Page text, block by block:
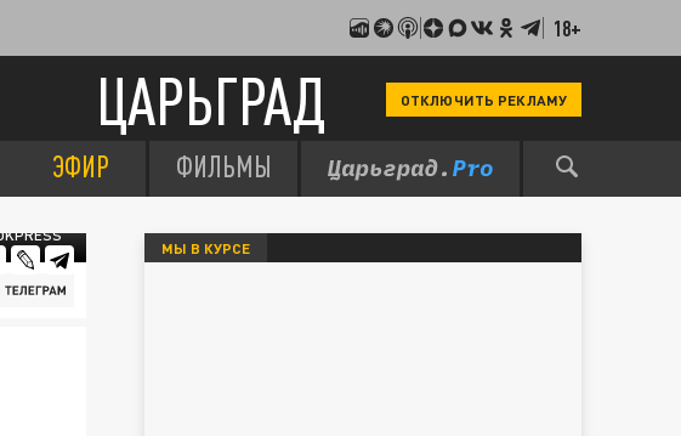
18+
ЦАРЬГРАД ОТКЛЮЧИТЬ РЕКЛАМУ
ЭФИР ФИЛЬМЫ
МЫ В КУРСЕ